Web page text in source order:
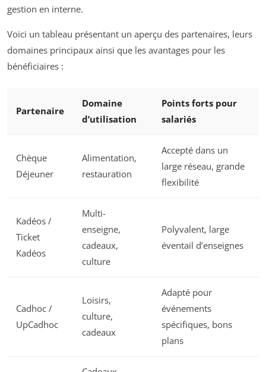
gestion en interne.
Voici un tableau présentant un aperçu des partenaires, leurs
domaines principaux ainsi que les avantages pour les
bénéficiaires :
Partenaire
Domaine
d’utilisation
Points forts pour
salariés
Chèque
Déjeuner
Alimentation,
restauration
Accepté dans un
large réseau, grande
flexibilité
Kadéos /
Ticket
Kadéos
Multi-
enseigne,
cadeaux,
culture
Polyvalent, large
éventail d’enseignes
Cadhoc /
UpCadhoc
Loisirs,
culture,
cadeaux
Adapté pour
événements
spécifiques, bons
plans